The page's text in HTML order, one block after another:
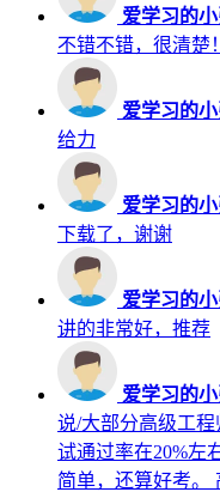
爱学习的
不错不错，很清楚！
爱学习的
给力
爱学习的
下载了，谢谢
爱学习的
讲的非常好，推荐
爱学习的
说/大部分高级工
试通过率在20%左
简单，还算好考。